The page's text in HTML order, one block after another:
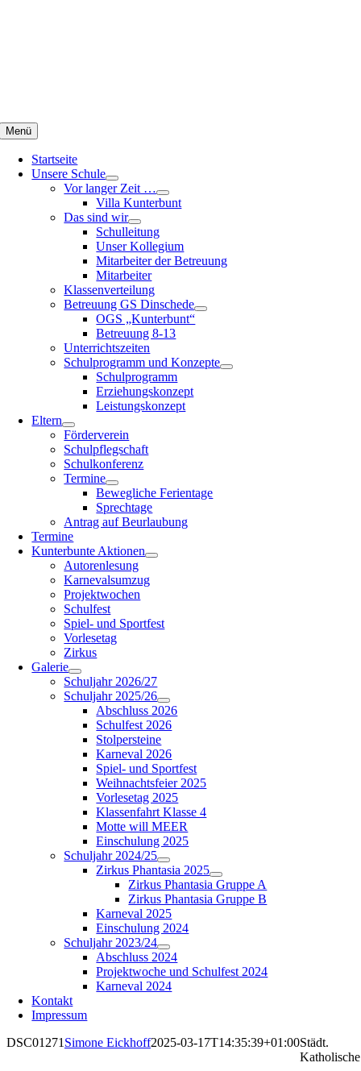
Menü
Startseite
Unsere Schule
Vor langer Zeit …
Villa Kunterbunt
Das sind wir
Schulleitung
Unser Kollegium
Mitarbeiter der Betreuung
Mitarbeiter
Klassenverteilung
Betreuung GS Dinschede
OGS „Kunterbunt“
Betreuung 8-13
Unterrichtszeiten
Schulprogramm und Konzepte
Schulprogramm
Erziehungskonzept
Leistungskonzept
Eltern
Förderverein
Schulpflegschaft
Schulkonferenz
Termine
Bewegliche Ferientage
Sprechtage
Antrag auf Beurlaubung
Termine
Kunterbunte Aktionen
Autorenlesung
Karnevalsumzug
Projektwochen
Schulfest
Spiel- und Sportfest
Vorlesetag
Zirkus
Galerie
Schuljahr 2026/27
Schuljahr 2025/26
Abschluss 2026
Schulfest 2026
Stolpersteine
Karneval 2026
Spiel- und Sportfest
Weihnachtsfeier 2025
Vorlesetag 2025
Klassenfahrt Klasse 4
Motte will MEER
Einschulung 2025
Schuljahr 2024/25
Zirkus Phantasia 2025
Zirkus Phantasia Gruppe A
Zirkus Phantasia Gruppe B
Karneval 2025
Einschulung 2024
Schuljahr 2023/24
Abschluss 2024
Projektwoche und Schulfest 2024
Karneval 2024
Kontakt
Impressum
DSC01271 Simone Eickhoff2025-03-17T14:35:39+01:00Städt.
Katholische